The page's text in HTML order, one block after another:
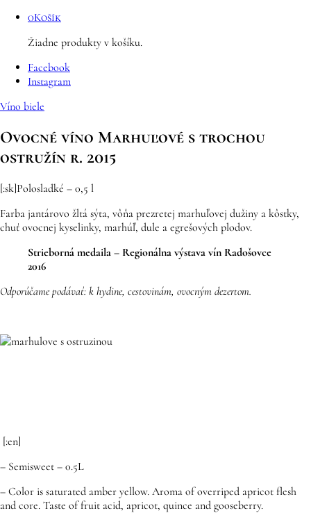
0Košík
Žiadne produkty v košíku.
Facebook
Instagram
Víno biele
Ovocné víno Marhuľové s trochou
ostružín r. 2015
[:sk]Polosladké – 0,5 l
Farba jantárovo žltá sýta, vôňa prezretej marhuľovej dužiny a kôstky,
chuť ovocnej kyselinky, marhúľ, dule a egrešových plodov.
Strieborná medaila – Regionálna výstava vín Radošovce
2016
Odporúčame podávať: k hydine, cestovinám, ovocným dezertom.
[:en]
– Semisweet – 0.5L
– Color is saturated amber yellow. Aroma of overriped apricot flesh
and core. Taste of fruit acid, apricot, quince and gooseberry.